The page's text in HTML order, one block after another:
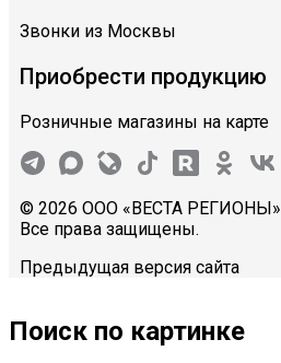
Звонки из Москвы
Приобрести продукцию
Розничные магазины на карте
© 2026 ООО «ВЕСТА РЕГИОНЫ»
Все права защищены.
Предыдущая версия сайта
Поиск по картинке